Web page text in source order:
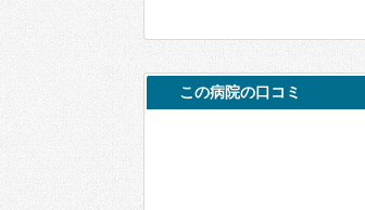
この病院の口コミ